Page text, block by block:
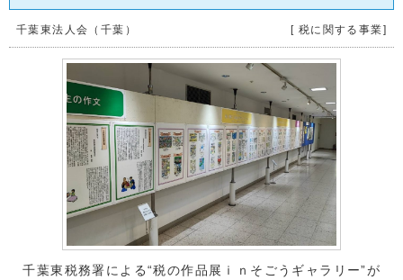
千葉東法人会（千葉） [ 税に関する事業]
千葉東税務署による“税の作品展ｉｎそごうギャラリー”が